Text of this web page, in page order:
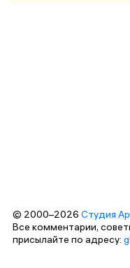
© 2000–2026 Студия
Все комментарии,
присылайте по адресу: